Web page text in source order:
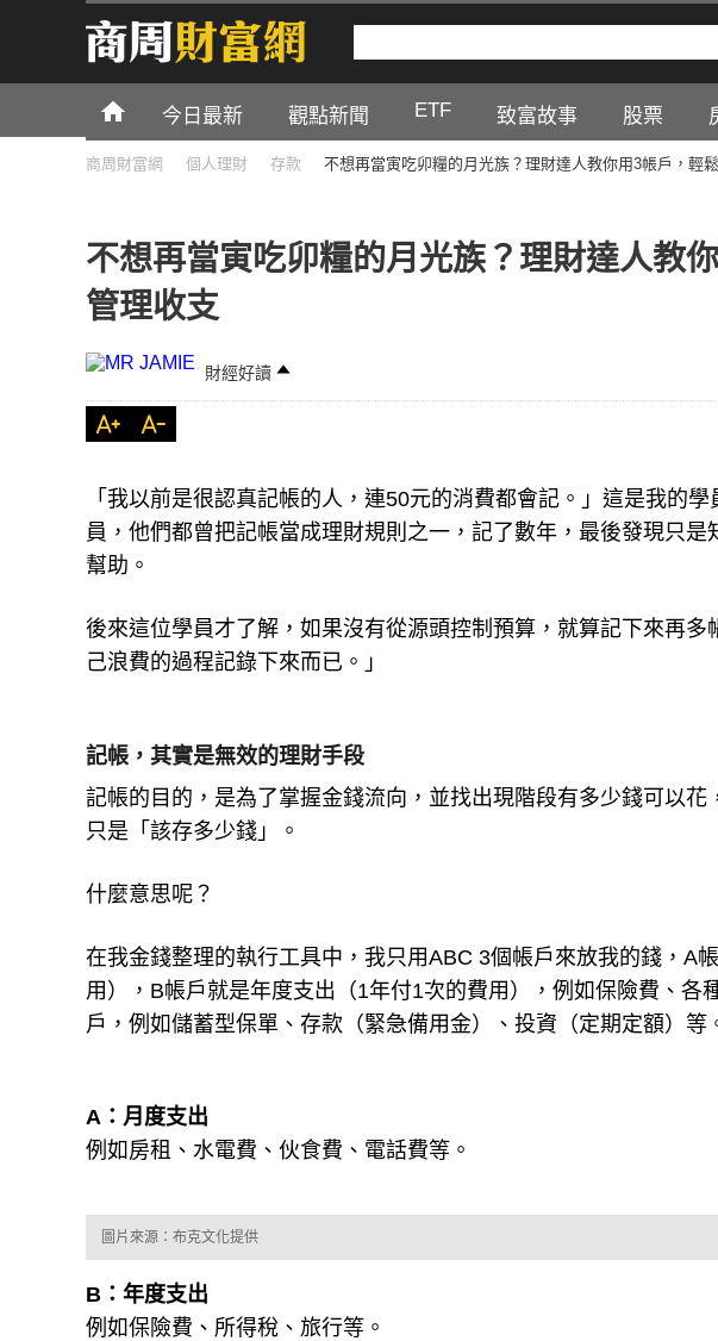
今日最新 觀點新聞 ETF 致富故事 股票
商周財富網 個人理財 存款 不想再當寅吃卯糧的月光族？理財達人教你用3帳戶，輕
不想再當寅吃卯糧的月光族？理財達人教
管理收支
財經好讀
「我以前是很認真記帳的人，連50元的消費都會記。」這是我的
員，他們都曾把記帳當成理財規則之一，記了數年，最後發現只是
後來這位學員才了解，如果沒有從源頭控制預算，就算記下來再多
記帳，其實是無效的理財手段
記帳的目的，是為了掌握金錢流向，並找出現階段有多少錢可以花
在我金錢整理的執行工具中，我只用ABC 3個帳戶來放我的錢，A
用），B帳戶就是年度支出（1年付1次的費用），例如保險費、各
A：月度支出
B：年度支出